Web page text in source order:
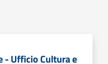
- Ufficio Cultura e